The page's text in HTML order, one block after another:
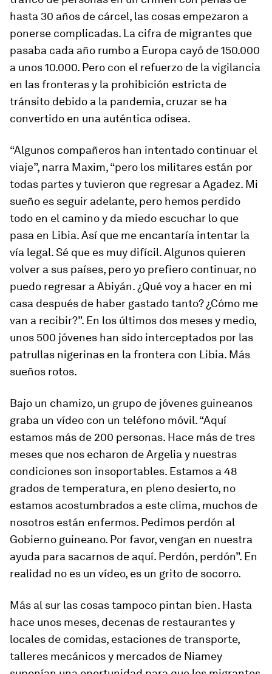
hasta 30 años de cárcel, las cosas empezaron a
ponerse complicadas. La cifra de migrantes que
pasaba cada año rumbo a Europa cayó de 150.000
a unos 10.000. Pero con el refuerzo de la vigilancia
en las fronteras y la prohibición estricta de
tránsito debido a la pandemia, cruzar se ha
convertido en una auténtica odisea.
“Algunos compañeros han intentado continuar el
viaje”, narra Maxim, “pero los militares están por
todas partes y tuvieron que regresar a Agadez. Mi
sueño es seguir adelante, pero hemos perdido
todo en el camino y da miedo escuchar lo que
pasa en Libia. Así que me encantaría intentar la
vía legal. Sé que es muy difícil. Algunos quieren
volver a sus países, pero yo prefiero continuar, no
puedo regresar a Abiyán. ¿Qué voy a hacer en mi
casa después de haber gastado tanto? ¿Cómo me
van a recibir?”. En los últimos dos meses y medio,
unos 500 jóvenes han sido interceptados por las
patrullas nigerinas en la frontera con Libia. Más
sueños rotos.
Bajo un chamizo, un grupo de jóvenes guineanos
graba un vídeo con un teléfono móvil. “Aquí
estamos más de 200 personas. Hace más de tres
meses que nos echaron de Argelia y nuestras
condiciones son insoportables. Estamos a 48
grados de temperatura, en pleno desierto, no
estamos acostumbrados a este clima, muchos de
nosotros están enfermos. Pedimos perdón al
Gobierno guineano. Por favor, vengan en nuestra
ayuda para sacarnos de aquí. Perdón, perdón”. En
realidad no es un vídeo, es un grito de socorro.
Más al sur las cosas tampoco pintan bien. Hasta
hace unos meses, decenas de restaurantes y
locales de comidas, estaciones de transporte,
talleres mecánicos y mercados de Niamey